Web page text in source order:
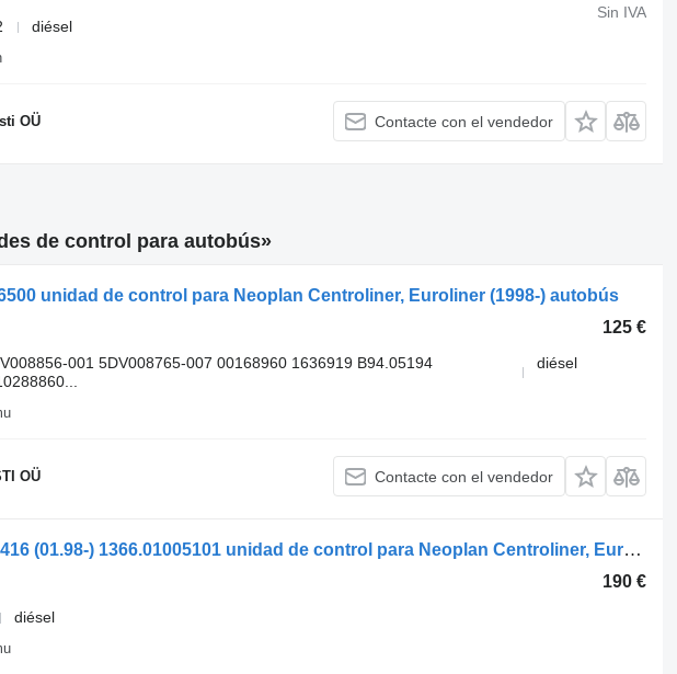
Sin IVA
diésel
OÜ Contacte con el vendedor
de control para autobús»
unidad de control para Neoplan Centroliner, Euroliner (1998-) autobús
125 €
001 5DV008765-007 00168960 1636919 B94.05194
diésel
OÜ Contacte con el vendedor
Continental N4416 (01.98-) 1366.01005101 unidad de control para Neoplan Centroliner, Euroliner (1998-) autobús
190 €
diésel